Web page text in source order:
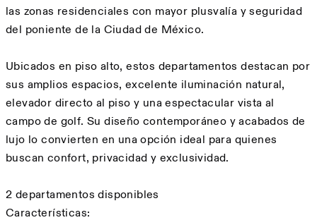
las zonas residenciales con mayor plusvalía y seguridad
del poniente de la Ciudad de México.
Ubicados en piso alto, estos departamentos destacan por
sus amplios espacios, excelente iluminación natural,
elevador directo al piso y una espectacular vista al
campo de golf. Su diseño contemporáneo y acabados de
lujo lo convierten en una opción ideal para quienes
buscan confort, privacidad y exclusividad.
2 departamentos disponibles
Características: